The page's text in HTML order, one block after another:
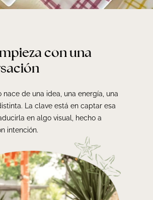
con una
nace de una idea, una energía, una
La clave está en captar esa
en algo visual, hecho a
intención.